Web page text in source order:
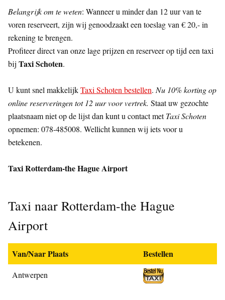
Belangrijk om te weten: Wanneer u minder dan 12 uur van te
voren reserveert, zijn wij genoodzaakt een toeslag van € 20,- in
rekening te brengen.
Profiteer direct van onze lage prijzen en reserveer op tijd een taxi
bij Taxi Schoten.
U kunt snel makkelijkTaxi Schoten bestellen. Nu 10% korting op
online reserveringen tot 12 uur voor vertrek. Staat uw gezochte
plaatsnaam niet op de lijst dan kunt u contact metTaxi Schoten
opnemen: 078-485008. Wellicht kunnen wij iets voor u
betekenen.
Taxi Rotterdam-the Hague Airport
Taxi naar Rotterdam-the Hague
Airport
Van/Naar Plaats Bestellen
Antwerpen